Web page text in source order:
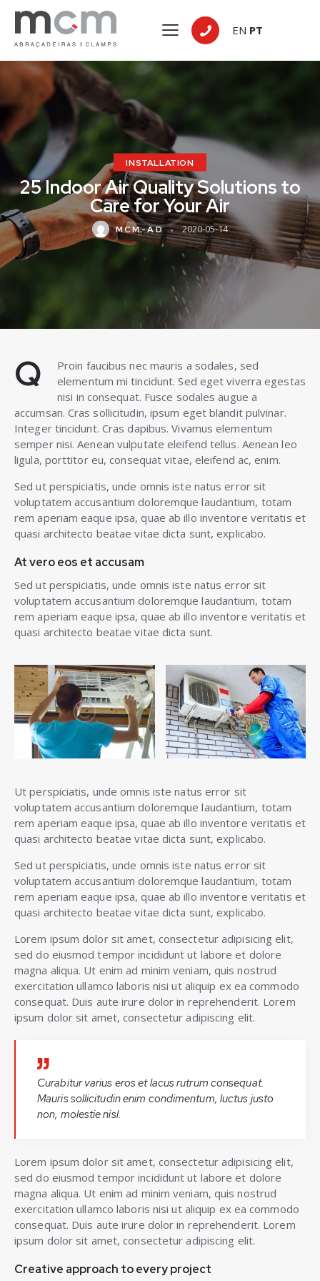
EN PT
INSTALLATION
25 Indoor Air Quality Solutions to
Care for Your Air
MCM-AD 2020-05-14
Q
Proin faucibus nec mauris a sodales, sed
elementum mi tincidunt. Sed eget viverra egestas
nisi in consequat. Fusce sodales augue a
accumsan. Cras sollicitudin, ipsum eget blandit pulvinar.
Integer tincidunt. Cras dapibus. Vivamus elementum
semper nisi. Aenean vulputate eleifend tellus. Aenean leo
ligula, porttitor eu, consequat vitae, eleifend ac, enim.
Sed ut perspiciatis, unde omnis iste natus error sit
voluptatem accusantium doloremque laudantium, totam
rem aperiam eaque ipsa, quae ab illo inventore veritatis et
quasi architecto beatae vitae dicta sunt, explicabo.
At vero eos et accusam
Sed ut perspiciatis, unde omnis iste natus error sit
voluptatem accusantium doloremque laudantium, totam
rem aperiam eaque ipsa, quae ab illo inventore veritatis et
quasi architecto beatae vitae dicta sunt.
Ut perspiciatis, unde omnis iste natus error sit
voluptatem accusantium doloremque laudantium, totam
rem aperiam eaque ipsa, quae ab illo inventore veritatis et
quasi architecto beatae vitae dicta sunt, explicabo.
Sed ut perspiciatis, unde omnis iste natus error sit
voluptatem accusantium doloremque laudantium, totam
rem aperiam eaque ipsa, quae ab illo inventore veritatis et
quasi architecto beatae vitae dicta sunt, explicabo.
Lorem ipsum dolor sit amet, consectetur adipisicing elit,
sed do eiusmod tempor incididunt ut labore et dolore
magna aliqua. Ut enim ad minim veniam, quis nostrud
exercitation ullamco laboris nisi ut aliquip ex ea commodo
consequat. Duis aute irure dolor in reprehenderit. Lorem
ipsum dolor sit amet, consectetur adipiscing elit.
Curabitur varius eros et lacus rutrum consequat.
Mauris sollicitudin enim condimentum, luctus justo
non, molestie nisl.
Lorem ipsum dolor sit amet, consectetur adipisicing elit,
sed do eiusmod tempor incididunt ut labore et dolore
magna aliqua. Ut enim ad minim veniam, quis nostrud
exercitation ullamco laboris nisi ut aliquip ex ea commodo
consequat. Duis aute irure dolor in reprehenderit. Lorem
ipsum dolor sit amet, consectetur adipiscing elit.
Creative approach to every project